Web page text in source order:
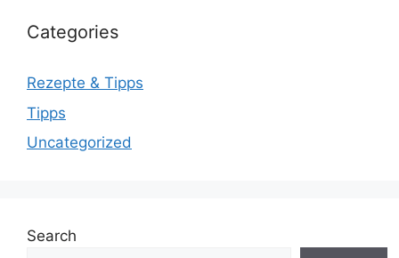
Categories
Rezepte & Tipps
Tipps
Uncategorized
Search